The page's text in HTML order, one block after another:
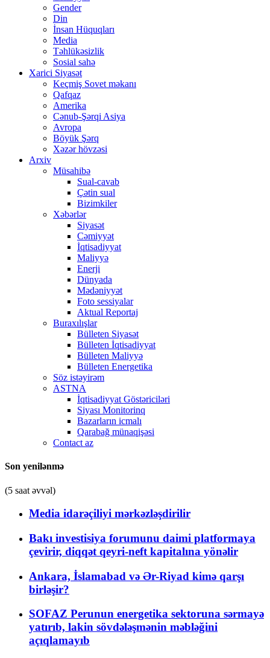
Gender
Din
İnsan Hüquqları
Media
Təhlükəsizlik
Sosial sahə
Xarici Siyasət
Keçmiş Sovet məkanı
Qafqaz
Amerika
Cənub-Şərqi Asiya
Avropa
Böyük Şərq
Xəzər hövzəsi
Arxiv
Müsahibə
Sual-cavab
Çətin sual
Bizimkiler
Xəbərlər
Siyasət
Cəmiyyət
İqtisadiyyat
Maliyyə
Enerji
Dünyada
Mədəniyyət
Foto sessiyalar
Aktual Reportaj
Buraxılışlar
Bülleten Siyasət
Bülleten İqtisadiyyat
Bülleten Maliyyə
Bülleten Energetika
Söz istəyirəm
ASTNA
İqtisadiyyat Göstəriciləri
Siyası Monitorinq
Bazarların icmalı
Qarabağ münaqişəsi
Contact az
Son yenilənmə
(5 saat əvvəl)
Media idarəçiliyi mərkəzləşdirilir
Bakı investisiya forumunu daimi platformaya
çevirir, diqqət qeyri-neft kapitalına yönəlir
Ankara, İslamabad və Ər-Riyad kimə qarşı
birləşir?
SOFAZ Perunun energetika sektoruna sərmayə
yatırıb, lakin sövdələşmənin məbləğini
açıqlamayıb